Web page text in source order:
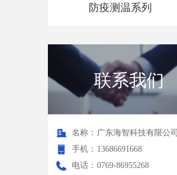
名称： 广东海智科技有限公司
手机： 13686691668
电话： 0769-86955268
联系我们
防疫测温系列